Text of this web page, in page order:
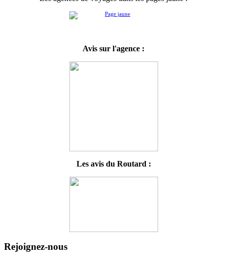
Avis sur l'agence :
Les avis du Routard :
Rejoignez-nous